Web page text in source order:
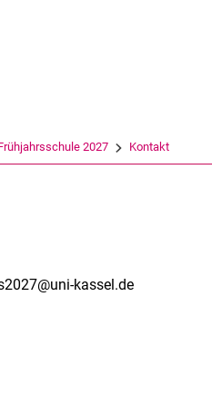
2027 Kontakt
kassel.de
teilen (externer Link, öffnet
Facebook teilen (externer Link,